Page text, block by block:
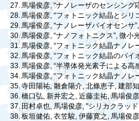
27.馬場俊彦, “ナノレーザのセンシング
28.馬場俊彦, “フォトニック結晶とシリ
29.馬場俊彦, “ナノレーザバイオセンサ”,
30.馬場俊彦, “ナノフォトニクス”,微小
31.馬場俊彦, “フォトニック結晶ナノレ
32.馬場俊彦, “フォトニック結晶のバイ
33.馬場俊彦, “半導体発光素子による高
34.馬場俊彦, “フォトニック結晶ナノレ
35.寺田陽祐,雛倉陽介,北條恵子,建部
36.橋口弘,新井宏之 ,近藤圭祐,馬場俊彦
37.田村卓也,馬場俊彦, "シリカクラッ
38.板垣健佑,衣笠駿,伊藤寛之 ,馬場俊彦